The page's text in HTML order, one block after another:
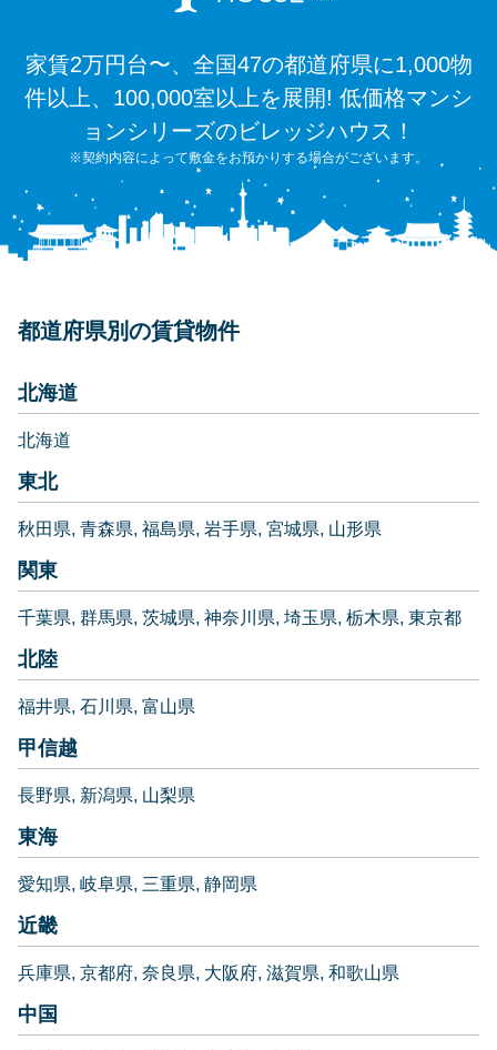
家賃2万円台〜、全国47の都道府県に1,000物
件以上、100,000室以上を展開! 低価格マンシ
ョンシリーズのビレッジハウス！
※契約内容によって敷金をお預かりする場合がございます。
都道府県別の賃貸物件
北海道
北海道
東北
秋田県 青森県 福島県 岩手県 宮城県 山形県
関東
千葉県 群馬県 茨城県 神奈川県 埼玉県 栃木県 東京都
北陸
福井県 石川県 富山県
甲信越
長野県 新潟県 山梨県
東海
愛知県 岐阜県 三重県 静岡県
近畿
兵庫県 京都府 奈良県 大阪府 滋賀県 和歌山県
中国